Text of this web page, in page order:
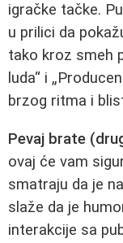
igračke tačke.
u prilici da
tako kroz smeh
luda“ i
brzog ritma i
Pevaj brate
ovaj će vam
smatraju da je
slaže da je
interakcije sa